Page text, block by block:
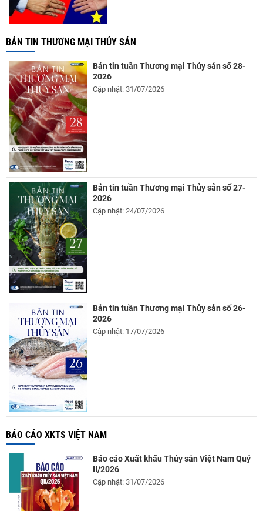
BẢN TIN THƯƠNG MẠI THỦY SẢN
Bản tin tuần Thương mại Thủy sản số 28-
2026
Cập nhật: 31/07/2026
Bản tin tuần Thương mại Thủy sản số 27-
2026
Cập nhật: 24/07/2026
Bản tin tuần Thương mại Thủy sản số 26-
2026
Cập nhật: 17/07/2026
BÁO CÁO XKTS VIỆT NAM
Báo cáo Xuất khẩu Thủy sản Việt Nam Quý
II/2026
Cập nhật: 31/07/2026